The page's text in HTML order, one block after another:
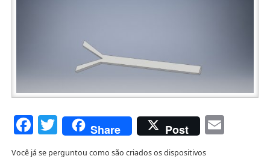
Facebook
Twitter
Share Post
Você já se perguntou como são criados os dispositivos